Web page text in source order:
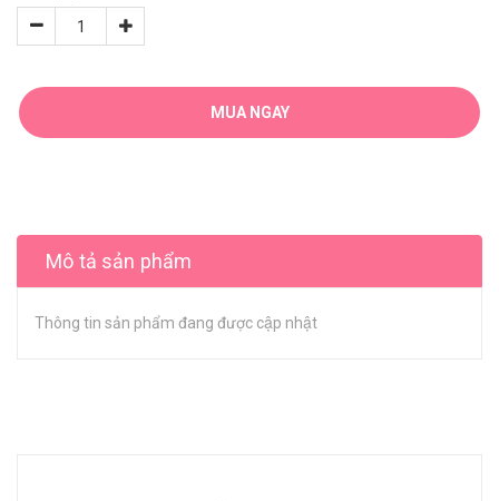
MUA NGAY
Mô tả sản phẩm
Thông tin sản phẩm đang được cập nhật